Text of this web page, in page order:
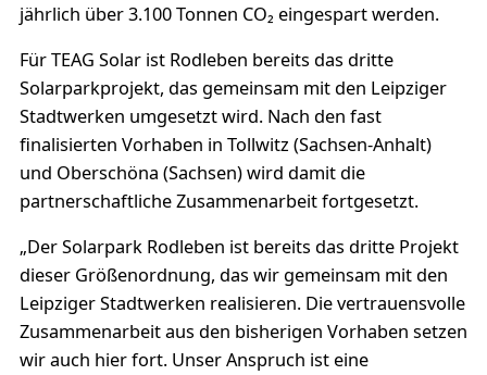
jährlich über 3.100 Tonnen CO₂ eingespart werden.
Für TEAG Solar ist Rodleben bereits das dritte
Solarparkprojekt, das gemeinsam mit den Leipziger
Stadtwerken umgesetzt wird. Nach den fast
finalisierten Vorhaben in Tollwitz (Sachsen-Anhalt)
und Oberschöna (Sachsen) wird damit die
partnerschaftliche Zusammenarbeit fortgesetzt.
„Der Solarpark Rodleben ist bereits das dritte Projekt
dieser Größenordnung, das wir gemeinsam mit den
Leipziger Stadtwerken realisieren. Die vertrauensvolle
Zusammenarbeit aus den bisherigen Vorhaben setzen
wir auch hier fort. Unser Anspruch ist eine